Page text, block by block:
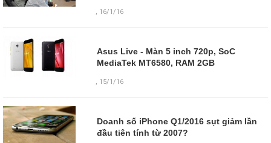
16/1/16
Asus Live - Màn 5 inch 720p, SoC
MediaTek MT6580, RAM 2GB
, 15/1/16
Doanh số iPhone Q1/2016 sụt giảm lần
đầu tiên tính từ 2007?